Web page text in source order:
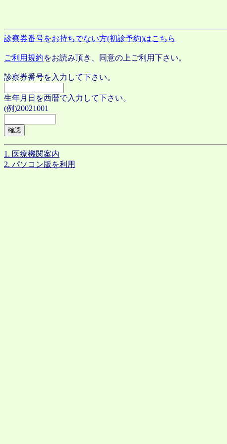
診察券番号をお持ちでない方(初診予約)はこちら
ご利用規約をお読み頂き、同意の上ご利用下さい。
診察券番号を入力して下さい。
生年月日を西暦で入力して下さい。
(例)20021001
1. 医療機関案内
2. パソコン版を利用